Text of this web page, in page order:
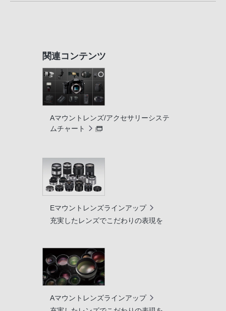
関連コンテンツ
Aマウントレンズ/アクセサリーシステ
ムチャート
Eマウントレンズラインアップ
充実したレンズでこだわりの表現を
Aマウントレンズラインアップ